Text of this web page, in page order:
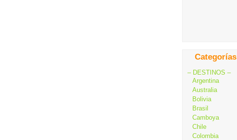
Categorías
– DESTINOS –
Argentina
Australia
Bolivia
Brasil
Camboya
Chile
Colombia